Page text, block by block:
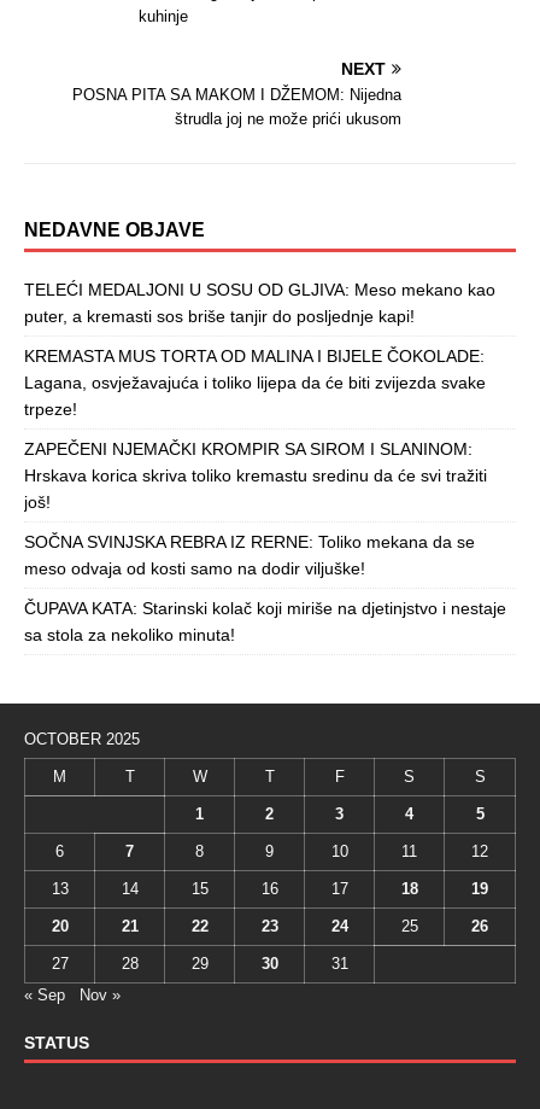
kuhinje
NEXT
POSNA PITA SA MAKOM I DŽEMOM: Nijedna
štrudla joj ne može prići ukusom
NEDAVNE OBJAVE
TELEĆI MEDALJONI U SOSU OD GLJIVA: Meso mekano kao
puter, a kremasti sos briše tanjir do posljednje kapi!
KREMASTA MUS TORTA OD MALINA I BIJELE ČOKOLADE:
Lagana, osvježavajuća i toliko lijepa da će biti zvijezda svake
trpeze!
ZAPEČENI NJEMAČKI KROMPIR SA SIROM I SLANINOM:
Hrskava korica skriva toliko kremastu sredinu da će svi tražiti
još!
SOČNA SVINJSKA REBRA IZ RERNE: Toliko mekana da se
meso odvaja od kosti samo na dodir viljuške!
ČUPAVA KATA: Starinski kolač koji miriše na djetinjstvo i nestaje
sa stola za nekoliko minuta!
OCTOBER 2025
M T W T F S S
1 2 3 4 5
6 7 8 9 10 11 12
13 14 15 16 17 18 19
20 21 22 23 24 25 26
27 28 29 30
31
« Sep
Nov »
STATUS